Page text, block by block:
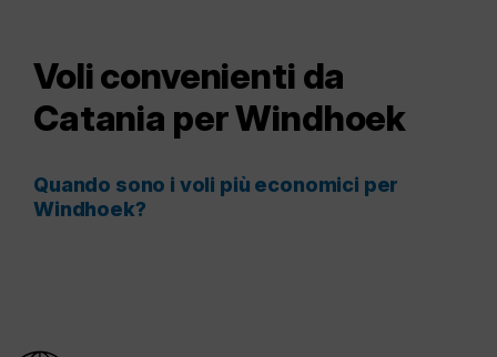
Voli convenienti da
Catania per Windhoek
Quando sono i voli più economici per
Windhoek?